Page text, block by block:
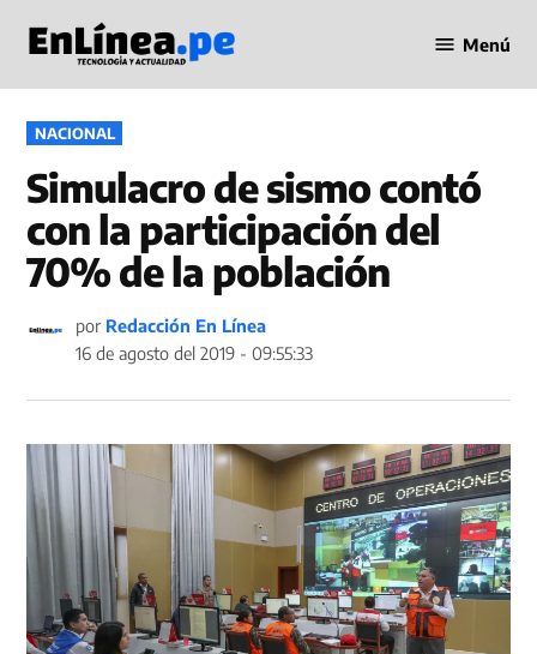
contenido
en Línea
Menú
PUBLICADO
EN
NACIONAL
Simulacro de sismo contó
con la participación del
70% de la población
por Redacción En Línea
16 de agosto del 2019 - 09:55:33